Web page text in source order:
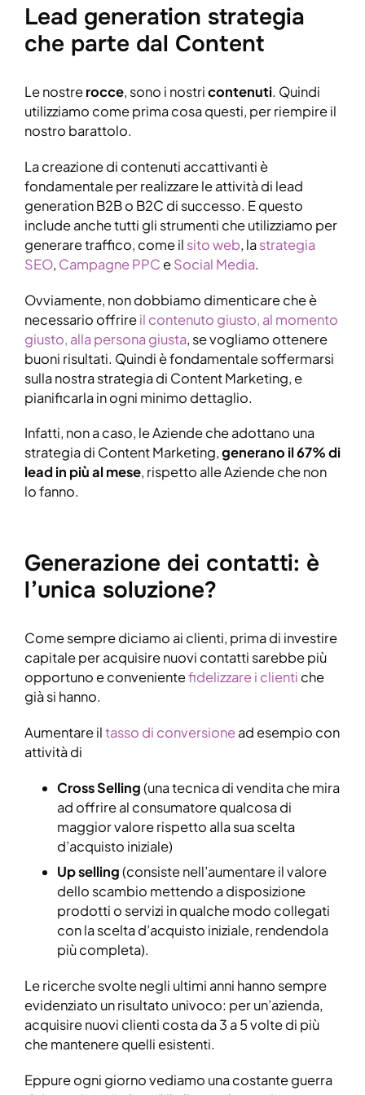
Lead generation strategia
che parte dal Content
Le nostrerocce, sono i nostricontenuti. Quindi
utilizziamo come prima cosa questi, per riempire il
nostro barattolo.
La creazione di contenuti accattivanti è
fondamentale per realizzare le attività di lead
generation B2B o B2C di successo. E questo
include anche tutti gli strumenti che utilizziamo per
generare traffico, come il sito web, lastrategia
SEO, Campagne PPC eSocial Media.
Ovviamente, non dobbiamo dimenticare che è
necessario offrireil contenuto giusto, al momento
giusto, alla persona giusta, se vogliamo ottenere
buoni risultati. Quindi è fondamentale soffermarsi
sulla nostra strategia di Content Marketing, e
pianificarla in ogni minimo dettaglio.
Infatti, non a caso, le Aziende che adottano una
strategia di Content Marketing,generano il 67% di
lead in più al mese, rispetto alle Aziende che non
lo fanno.
Generazione dei contatti: è
l’unica soluzione?
Come sempre diciamo ai clienti, prima di investire
capitale per acquisire nuovi contatti sarebbe più
opportuno e convenientefidelizzare i clienti che
già si hanno.
Aumentare iltasso di conversionead esempio con
attività di
Cross Selling(una tecnica di vendita che mira
ad offrire al consumatore qualcosa di
maggior valore rispetto alla sua scelta
d’acquisto iniziale)
Up selling(consiste nell’aumentare il valore
dello scambio mettendo a disposizione
prodotti o servizi in qualche modo collegati
con la scelta d’acquisto iniziale, rendendola
più completa).
Le ricerche svolte negli ultimi anni hanno sempre
evidenziato un risultato univoco: per un’azienda,
acquisire nuovi clienti costa da 3 a 5 volte di più
che mantenere quelli esistenti.
Eppure ogni giorno vediamo una costante guerra